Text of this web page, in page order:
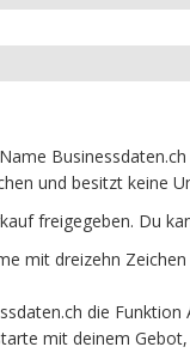
und besitzt keine
freigegeben. Du
mit dreizehn
die
mit deinem